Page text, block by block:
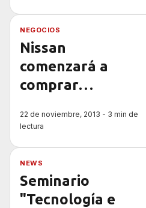
NEGOCIOS
Nissan
comenzará a
comprar
argentinas
22 de noviembre, 2013 - 3 min de
lectura
NEWS
Seminario
"Tecnología e